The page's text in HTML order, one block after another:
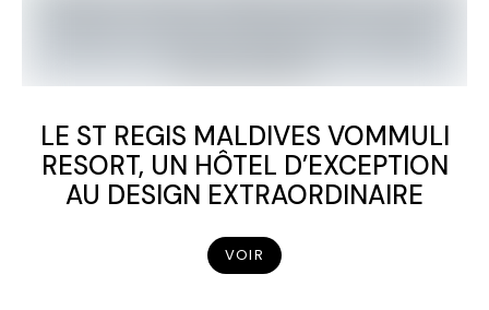
LE ST REGIS MALDIVES VOMMULI
RESORT, UN HÔTEL D’EXCEPTION
AU DESIGN EXTRAORDINAIRE
VOIR